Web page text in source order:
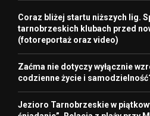
Coraz bliżej startu niższych lig.
tarnobrzeskich klubach przed
(fotoreportaż oraz video)
Zaćma nie dotyczy wyłącznie
codzienne życie i
Jezioro Tarnobrzeskie w